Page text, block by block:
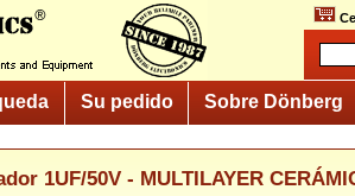
Su pedido Sobre Dönberg
1UF/50V - MULTILAYER